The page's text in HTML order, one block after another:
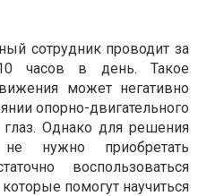
сотрудник проводит за
часов в день. Такое
может негативно
опорно-двигательного
Однако для решения
нужно приобретать
воспользоваться
помогут научиться